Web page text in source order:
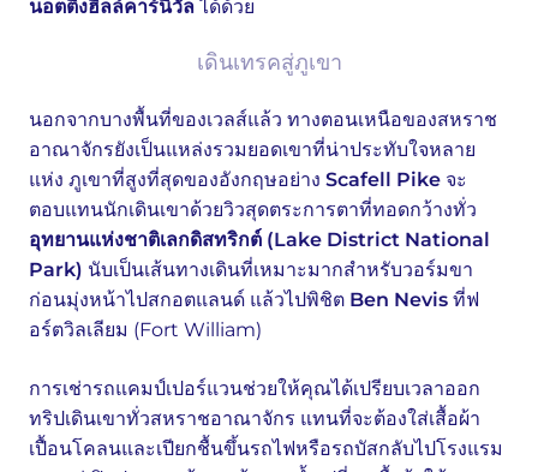
นอตติงฮิลล์คาร์นิวัลได้ด้วย
เดินเทรคสู่ภูเขา
นอกจากบางพื้นที่ของเวลส์แล้ว ทางตอนเหนือของสหราช
อาณาจักรยังเป็นแหล่งรวมยอดเขาที่น่าประทับใจหลาย
แห่ง ภูเขาที่สูงที่สุดของอังกฤษอย่าง Scafell Pike จะ
ตอบแทนนักเดินเขาด้วยวิวสุดตระการตาที่ทอดกว้างทั่ว
อุทยานแห่งชาติเลกดิสทริกต์ (Lake District National
Park) นับเป็นเส้นทางเดินที่เหมาะมากสำหรับวอร์มขา
ก่อนมุ่งหน้าไปสกอตแลนด์ แล้วไปพิชิต Ben Nevis ที่ฟ
อร์ตวิลเลียม (Fort William)
การเช่ารถแคมป์เปอร์แวนช่วยให้คุณได้เปรียบเวลาออก
ทริปเดินเขาทั่วสหราชอาณาจักร แทนที่จะต้องใส่เสื้อผ้า
เปื้อนโคลนและเปียกชื้นขึ้นรถไฟหรือรถบัสกลับไปโรงแรม